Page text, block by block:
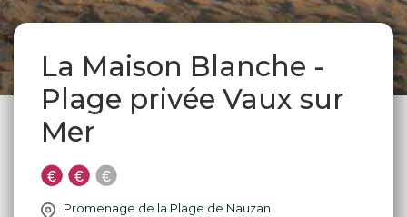
La Maison Blanche -
Plage privée Vaux sur
Mer
Promenage de la Plage de Nauzan